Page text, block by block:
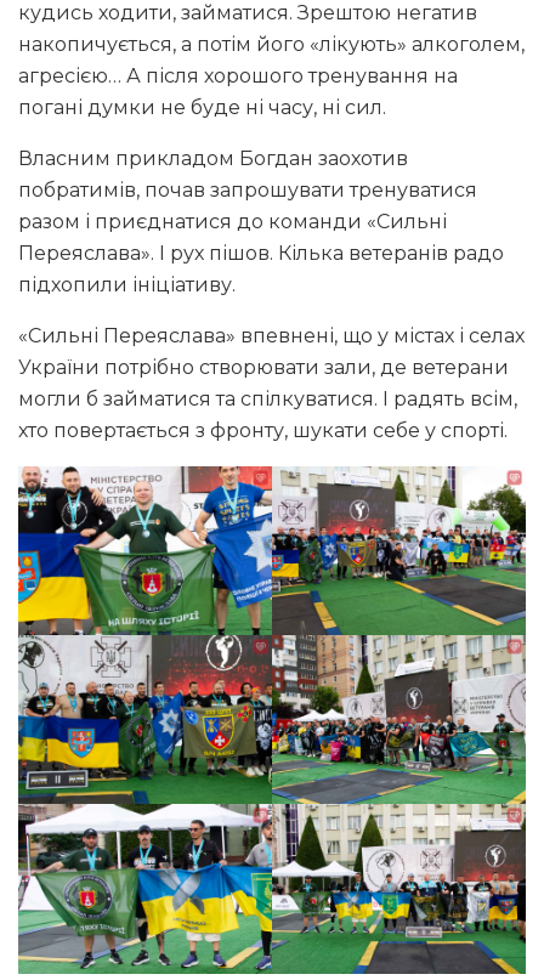
кудись ходити, займатися. Зрештою негатив
накопичується, а потім його «лікують» алкоголем,
агресією… А після хорошого тренування на
погані думки не буде ні часу, ні сил.
Власним прикладом Богдан заохотив
побратимів, почав запрошувати тренуватися
разом і приєднатися до команди «Сильні
Переяслава». І рух пішов. Кілька ветеранів радо
підхопили ініціативу.
«Сильні Переяслава» впевнені, що у містах і селах
України потрібно створювати зали, де ветерани
могли б займатися та спілкуватися. І радять всім,
хто повертається з фронту, шукати себе у спорті.